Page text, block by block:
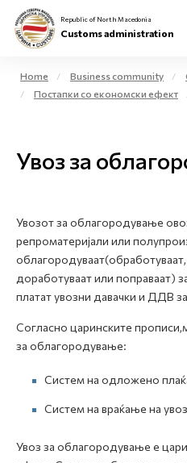
Individuals
E-Customs
Media center
Republic of North Macedonia
Customs administration
Home Business community
Постапки со економски ефект
Увоз за
Увозот за облагородување
репроматеријали или
доработуваат или поправаат)
платат увозни давачки и ДДВ
Согласно царинските
за облагородување:
Систем на одложено
Систем на враќање на
Увоз за облагородување е